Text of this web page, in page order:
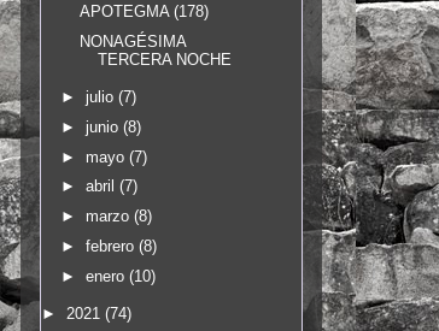
APOTEGMA (178)
NONAGÉSIMA
TERCERA NOCHE
► julio (7)
► junio (8)
► mayo (7)
► abril (7)
► marzo (8)
► febrero (8)
► enero (10)
► 2021 (74)